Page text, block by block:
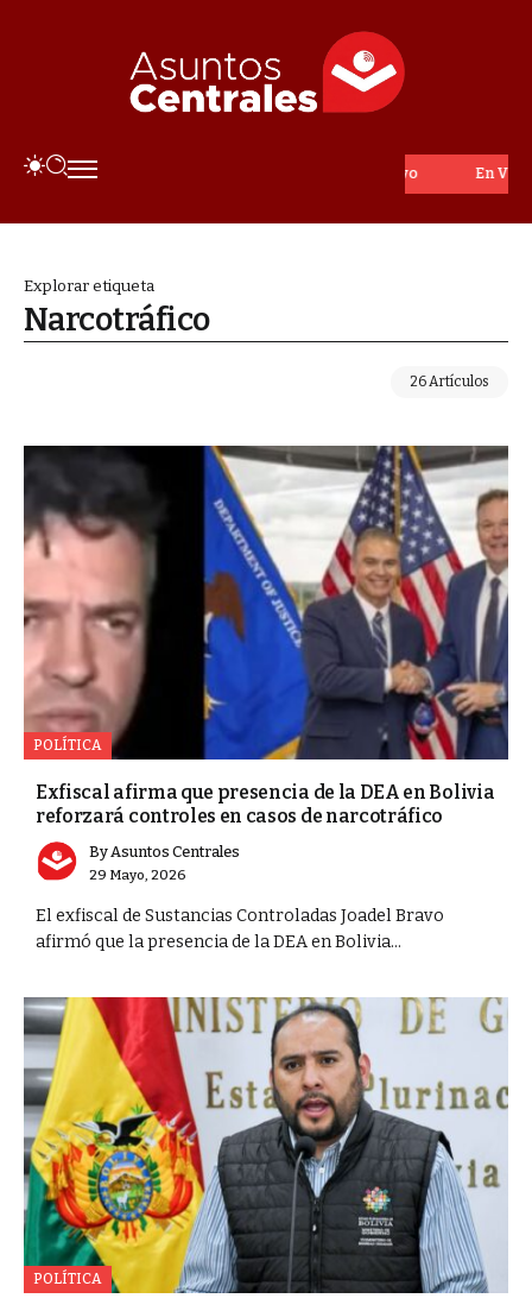
En Vivo
Explorar etiqueta
Narcotráfico
26 Artículos
POLÍTICA
Exfiscal afirma que presencia de la DEA en Bolivia
reforzará controles en casos de narcotráfico
By Asuntos Centrales
29 Mayo, 2026
El exfiscal de Sustancias Controladas Joadel Bravo
afirmó que la presencia de la DEA en Bolivia...
POLÍTICA